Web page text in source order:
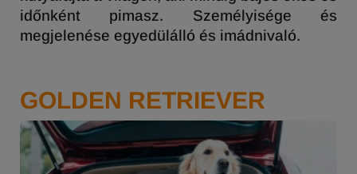
időnként pimasz. Személyisége és
megjelenése egyedülálló és imádnivaló.
GOLDEN RETRIEVER